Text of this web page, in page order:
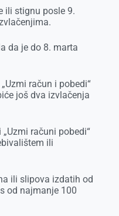
ili stignu posle 9.
da je do 8. marta
račun i pobedi“
još dva izvlačenja
računi pobedi“
ili
ili slipova izdatih od
od najmanje 100